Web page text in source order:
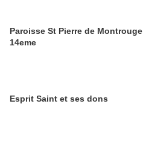
Paroisse St Pierre de Montrouge
14eme
Esprit Saint et ses dons